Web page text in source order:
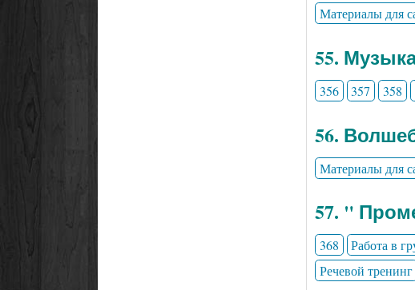
Материалы для
55.
356 357 358
56.
Материалы для
57. "
368 Работа в
Речевой тренинг